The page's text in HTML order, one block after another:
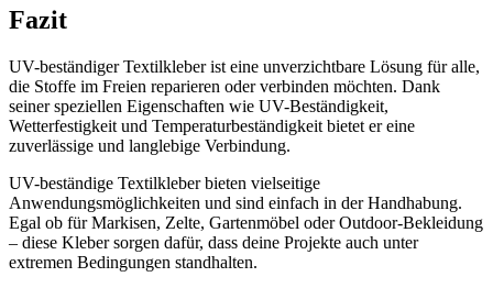
Fazit
UV-beständiger Textilkleber ist eine unverzichtbare Lösung für alle,
die Stoffe im Freien reparieren oder verbinden möchten. Dank
seiner speziellen Eigenschaften wie UV-Beständigkeit,
Wetterfestigkeit und Temperaturbeständigkeit bietet er eine
zuverlässige und langlebige Verbindung.
UV-beständige Textilkleber bieten vielseitige
Anwendungsmöglichkeiten und sind einfach in der Handhabung.
Egal ob für Markisen, Zelte, Gartenmöbel oder Outdoor-Bekleidung
– diese Kleber sorgen dafür, dass deine Projekte auch unter
extremen Bedingungen standhalten.